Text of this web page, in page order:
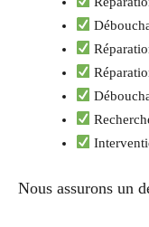
Nous assurons un